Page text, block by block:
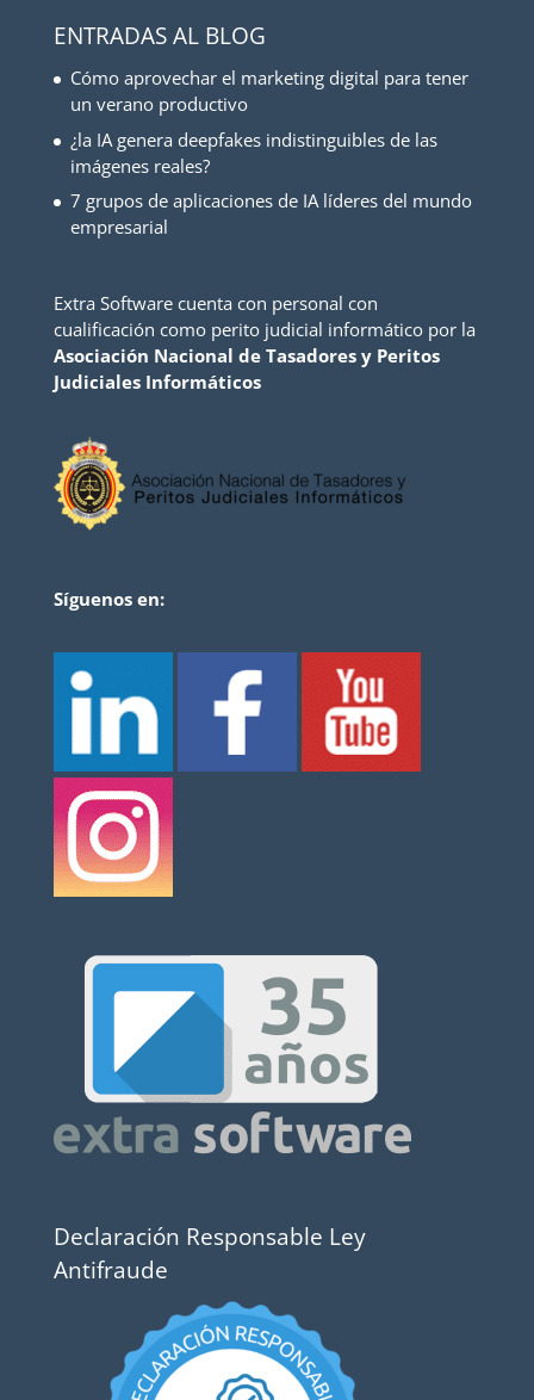
ENTRADAS AL BLOG
Cómo aprovechar el marketing digital para tener
un verano productivo
¿la IA genera deepfakes indistinguibles de las
imágenes reales?
7 grupos de aplicaciones de IA líderes del mundo
empresarial
Extra Software cuenta con personal con
cualificación como perito judicial informático por la
Asociación Nacional de Tasadores y Peritos
Judiciales Informáticos
Síguenos en:
Declaración Responsable Ley
Antifraude